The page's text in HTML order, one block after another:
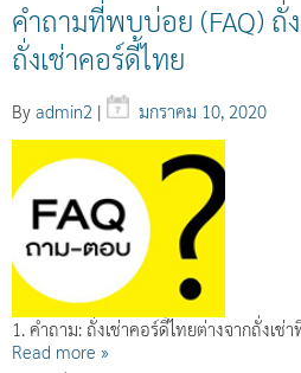
คำถามที่พบบ่อย‬ (FAQ) ถั่
ถั่งเช่าคอร์ดี้ไทย
By admin2 | มกราคม 10, 2020
1. คำถาม: ถั่งเช่าคอร์ดี้ไทยต่างจากถั่งเช่
Read more »